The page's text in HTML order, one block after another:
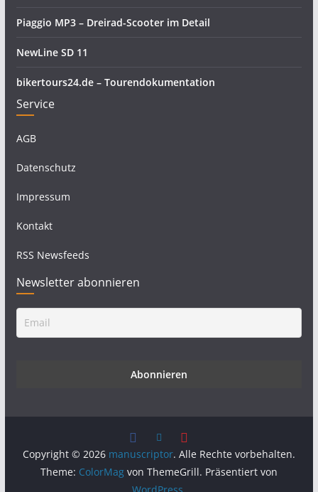
Piaggio MP3 – Dreirad-Scooter im Detail
NewLine SD 11
bikertours24.de – Tourendokumentation
Service
AGB
Datenschutz
Impressum
Kontakt
RSS Newsfeeds
Newsletter abonnieren
Copyright © 2026 manuscriptor. Alle Rechte vorbehalten.
Theme: ColorMagvon ThemeGrill. Präsentiert von